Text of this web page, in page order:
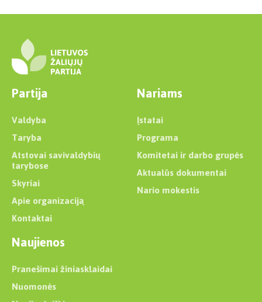
Partija
Valdyba
Taryba
Atstovai savivaldybių
tarybose
Skyriai
Apie organizaciją
Kontaktai
Nariams
Įstatai
Programa
Komitetai ir darbo grupės
Aktualūs dokumentai
Nario mokestis
Naujienos
Pranešimai žiniasklaidai
Nuomonės